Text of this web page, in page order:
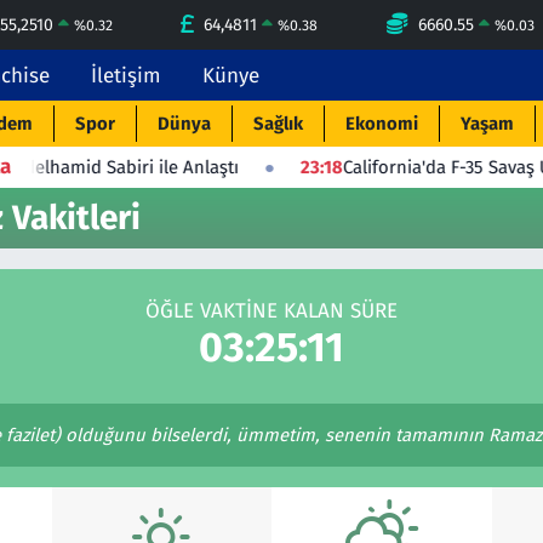
55,2510 %0.32 64,4811 %0.38 6660.55 %0.03
İletişim Künye
Spor Dünya Sağlık Ekonomi Yaşam
Sabiri ile Anlaştı 23:18 California'da F-35 Savaş
Vakitleri
ÖĞLE VAKTINE KALAN SÜRE
03:25:11
fazilet) olduğunu bilselerdi, ümmetim, senenin tamamının